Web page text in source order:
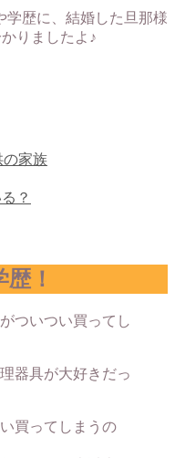
学歴に、結婚した旦那様
りましたよ♪
の家族
？
！
ついつい買ってし
器具が大好きだっ
買ってしまうの